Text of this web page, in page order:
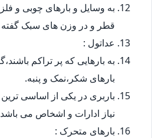
به وسایل و بارهای چوبی و
قطر و در وزن های سبک
عداتول :
به بارهایی که پر تراکم
بارهای شکر،نمک و پنبه.
باربری در یکی از اساسی
نیاز ادارات و اشخاص می
بارهای متحرک :